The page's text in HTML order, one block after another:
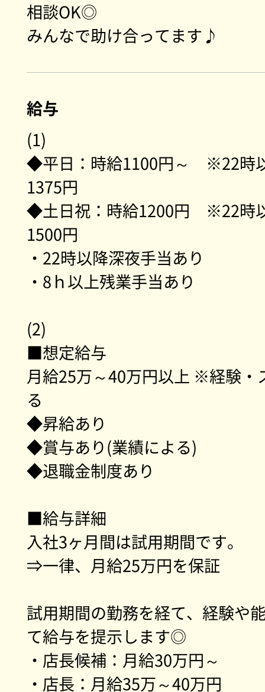
相談OK◎
みんなで助け合ってます♪
給与
(1)
◆平日：時給1100円～ ※22時
1375円
◆土日祝：時給1200円 ※22時
1500円
・22時以降深夜手当あり
・8ｈ以上残業手当あり
(2)
■想定給与
月給25万～40万円以上 ※経験・
る
◆昇給あり
◆賞与あり(業績による)
◆退職金制度あり
■給与詳細
入社3ヶ月間は試用期間です。
⇒一律、月給25万円を保証
試用期間の勤務を経て、経験や
て給与を提示します◎
・店長候補：月給30万円～
・店長：月給35万～40万円